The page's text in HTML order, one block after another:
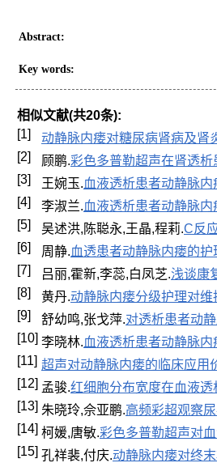
Abstract:
Key words:
相似文献(共20条):
[1]
动静脉内瘘对糖尿病肾病及肾
[2]
顾鹏.彩色多普勒超声在肾透
[3]
王婉玉.血液透析患者动静脉内
[4]
李淑兰.血液透析患者动静脉内
[5]
吴述洪,陈聪永,王晶,程莉.C反
[6]
周静.血透患者动静脉内瘘的护
[7]
吕丽,霍新,李蕊,白凤芝.浅谈康
[8]
黄丹.动静脉内瘘分级护理对
[9]
舒幼鸣,张戈萍.对透析患者动
[10] 李晓林.血液透析患者动静脉
[11] 超声对动静脉内瘘的临床应用
[12] 孟骏.红细胞分布宽度在血液
[13] 朱晓玲,佘亚鹏.高频彩超观察
[14] 柯媛,唐敏.彩色多普勒超声对
[15] 孔祥裴,付庆.动静脉内瘘对终